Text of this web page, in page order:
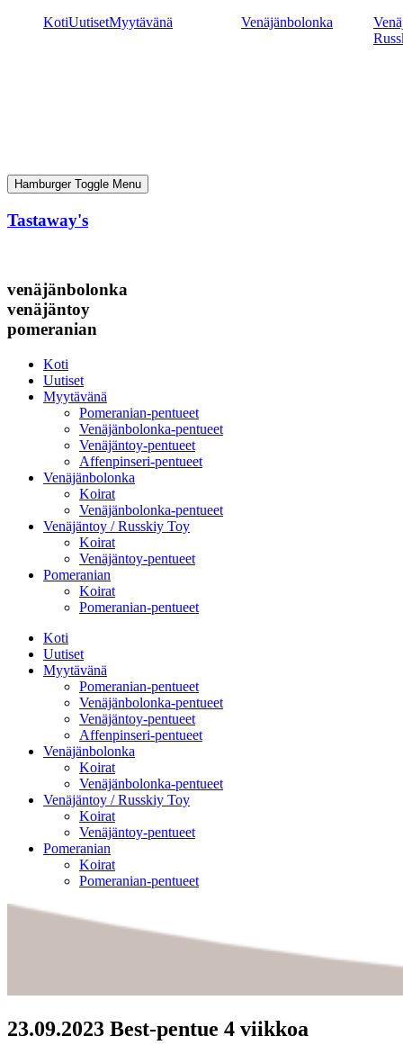
KotiUutisetMyytävänä Venäjänbolonka
Hamburger Toggle Menu
Tastaway's
venäjänbolonka
venäjäntoy
pomeranian
Koti
Uutiset
Myytävänä
Pomeranian-pentueet
Venäjänbolonka-pentueet
Venäjäntoy-pentueet
Affenpinseri-pentueet
Venäjänbolonka
Koirat
Venäjänbolonka-pentueet
Venäjäntoy / Russkiy Toy
Koirat
Venäjäntoy-pentueet
Pomeranian
Koirat
Pomeranian-pentueet
Koti
Uutiset
Myytävänä
Pomeranian-pentueet
Venäjänbolonka-pentueet
Venäjäntoy-pentueet
Affenpinseri-pentueet
Venäjänbolonka
Koirat
Venäjänbolonka-pentueet
Venäjäntoy / Russkiy Toy
Koirat
Venäjäntoy-pentueet
Pomeranian
Koirat
Pomeranian-pentueet
23.09.2023 Best-pentue 4 viikkoa